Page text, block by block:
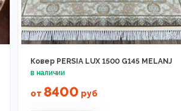
Ковер PERSIA LUX 1500 G145 MELANJ
от 8400 руб